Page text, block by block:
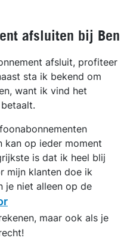
afsluiten bij Ben
afsluit, profiteer
sta ik bekend om
want ik vind het
kan op ieder moment
is dat ik heel blij
mijn klanten doe ik
je niet alleen op de
maar ook als je